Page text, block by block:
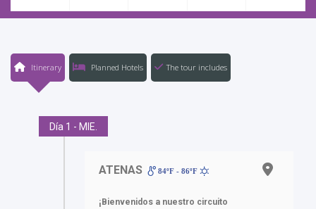
Itinerary Planned Hotels The tour includes
Día 1 - MIE.
ATENAS 84ºF - 86ºF
¡Bienvenidos a nuestro circuito